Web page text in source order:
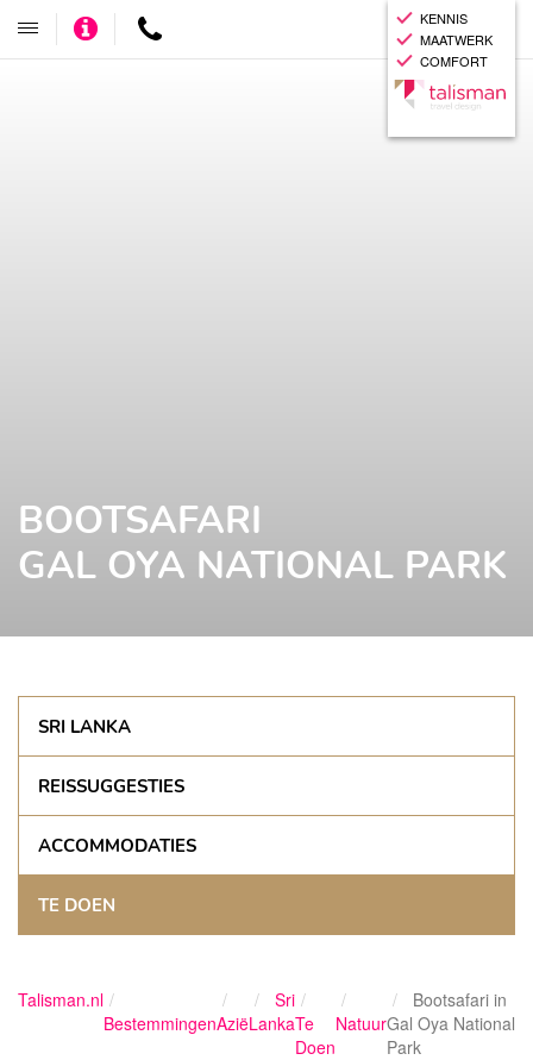
KENNIS
MAATWERK
COMFORT
Toggle
navigatie
Adviseer Contact
BOOTSAFARI
GAL OYA NATIONAL PARK
SRI LANKA
REISSUGGESTIES
ACCOMMODATIES
TE DOEN
Talisman.nl
BestemmingenAzië
Sri
LankaTe
Doen
Natuur
Bootsafari in
Gal Oya National
Park